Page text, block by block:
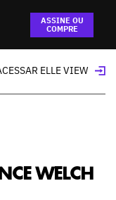
ASSINE OU
COMPRE
ELLE VIEW
WELCH